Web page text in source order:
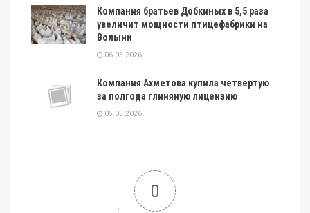
Компания братьев Добкиных в 5,5 раза
увеличит мощности птицефабрики на
Волыни
06.05.2026
Компания Ахметова купила четвертую
за полгода глиняную лицензию
05.05.2026
0